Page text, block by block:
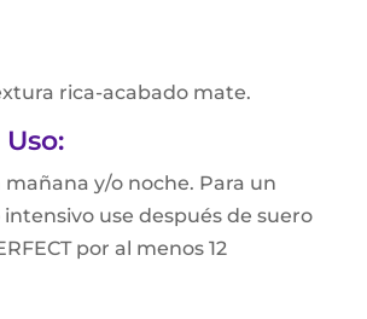
rica-acabado mate.
mañana y/o noche. Para un
use después de suero
por al menos 12